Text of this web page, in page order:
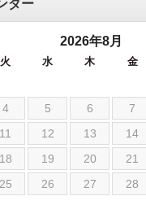
ダー
2026年8月
火 水 木 金
4 5 6 7
11 12 13 14
18 19 20 21
25 26 27 28